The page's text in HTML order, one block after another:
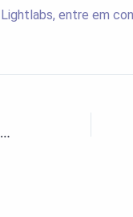
entre em
Teste de Estanqueidade: o que é e quando é obrigatório